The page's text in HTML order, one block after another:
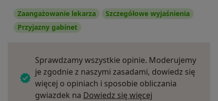
Zaangażowanie lekarza
Szczegółowe wyjaśnienia
Przyjazny gabinet
Sprawdzamy wszystkie opinie. Moderujemy
je zgodnie z naszymi zasadami, dowiedz się
więcej o opiniach i sposobie obliczania
gwiazdek na Dowiedz się więcej